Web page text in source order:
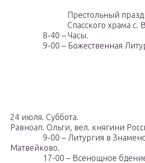
Престольный
Спасского храма с.
8-40 – Часы.
9-00 – Божественная
24 июля. Суббота.
Равноап. Ольги, вел. княгини
9-00 – Литургия в
Матвейково.
17-00 – Всенощное бдение.